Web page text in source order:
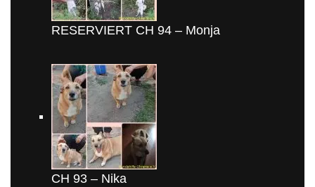
RESERVIERT CH 94 – Monja
CH 93 – Nika